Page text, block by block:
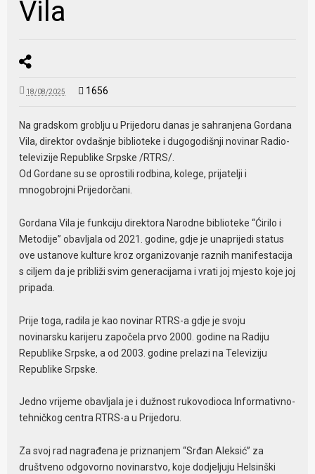
Vila
18/08/2025 1656
Na gradskom groblju u Prijedoru danas je sahranjena Gordana
Vila, direktor ovdašnje biblioteke i dugogodišnji novinar Radio-
televizije Republike Srpske /RTRS/.
Od Gordane su se oprostili rodbina, kolege, prijatelji i
mnogobrojni Prijedorčani.
Gordana Vila je funkciju direktora Narodne biblioteke “Ćirilo i
Metodije” obavljala od 2021. godine, gdje je unaprijedi status
ove ustanove kulture kroz organizovanje raznih manifestacija
s ciljem da je približi svim generacijama i vrati joj mjesto koje joj
pripada.
Prije toga, radila je kao novinar RTRS-a gdje je svoju
novinarsku karijeru započela prvo 2000. godine na Radiju
Republike Srpske, a od 2003. godine prelazi na Televiziju
Republike Srpske.
Jedno vrijeme obavljala je i dužnost rukovodioca Informativno-
tehničkog centra RTRS-a u Prijedoru.
Za svoj rad nagrađena je priznanjem “Srđan Aleksić” za
društveno odgovorno novinarstvo, koje dodjeljuju Helsinški